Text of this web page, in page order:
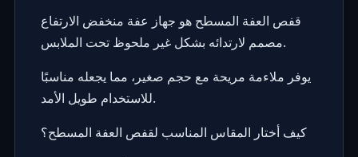
قفص العفة المسطح هو جهاز عفة منخفض الارتفاع
مصمم لارتدائه بشكل غير ملحوظ تحت الملابس.
يوفر ملاءمة مريحة مع حجم صغير، مما يجعله مناسبًا
للاستخدام طويل الأمد.
كيف أختار المقاس المناسب لقفص العفة المسطح؟